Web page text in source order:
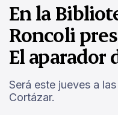
En la
Roncoli
El aparador
Será este jueves a
Cortázar.